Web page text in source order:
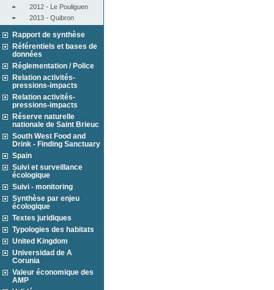
2012 - Le Pouliguen
2013 - Quibron
Rapport de synthèse
Référentiels et bases de
données
Réglementation / Police
Relation activités-
pressions-impacts
Relation activités-
pressions-impacts
Réserve naturelle
nationale de Saint Brieuc
South West Food and
Drink - Finding Sanctuary
Spain
Suivi et surveillance
écologique
Suivi - monitoring
Synthèse par enjeu
écologique
Textes juridiques
Typologies des habitats
United Kingdom
Universidad de A
Corunia
Valeur économique des
AMP